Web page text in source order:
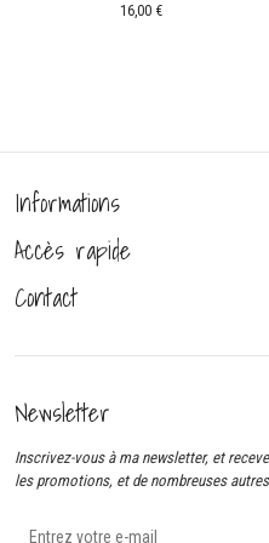
16,00 €
Informations
Accès rapide
Contact
Newsletter
Inscrivez-vous à ma newsletter, et
les promotions, et de nombreuses